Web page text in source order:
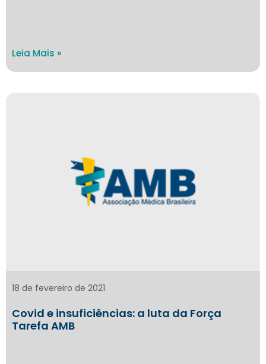
Leia Mais »
Covid e insuficiências: a luta da Força
Tarefa AMB
18 de fevereiro de 2021